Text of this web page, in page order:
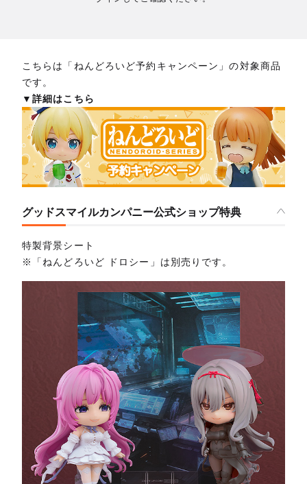
こちらは「ねんどろいど予約キャンペーン」の対象商品
です。
▼詳細はこちら
グッドスマイルカンパニー公式ショップ特典
特製背景シート
※「ねんどろいど ドロシー」は別売りです。